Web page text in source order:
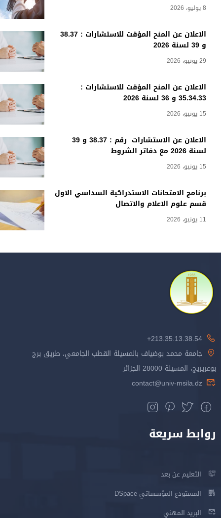
8 يوليو، 2026
الاعلان عن المنح المؤقت للاستشارات : 38.37
و 39 لسنة 2026
29 يونيو، 2026
الاعلان عن المنح المؤقت للاستشارات :
35.34.33 و 36 لسنة 2026
15 يونيو، 2026
الاعلان عن الاستشارات رقم : 38.37 و 39
لسنة 2026 مع دفاتر الشروط
15 يونيو، 2026
برنامج الامتحانات الاستدراكية السداسي الأول
قسم علوم الاعلام والاتصال
11 يونيو، 2026
213.35.13.38.54+
جامعة محمد بوضياف بالمسيلة القطب الجامعي، طريق برج
بوعريريج، المسيلة 28000 الجزائر
contact@univ-msila.dz
روابط سريعة
التعليم عن بعد
المستودع المؤسساتي DSpace
البريد المهني